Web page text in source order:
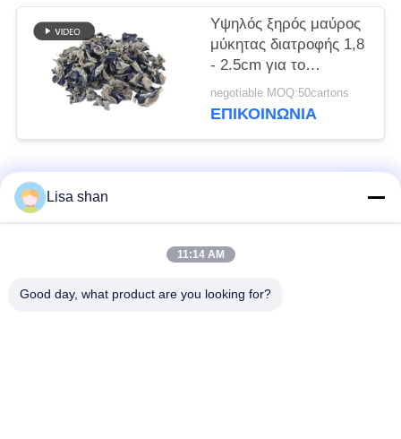
Υψηλός ξηρός μαύρος
μύκητας διατροφής 1,8
- 2.5cm για το
μαγείρεμα
negotiable MOQ:50cartons
ΕΠΙΚΟΙΝΩΝΊΑ
Λαϊκή κατηγορία
ιαπωνικά crumbs
Lisa shan
11:14 AM
Good day, what product are you looking for?